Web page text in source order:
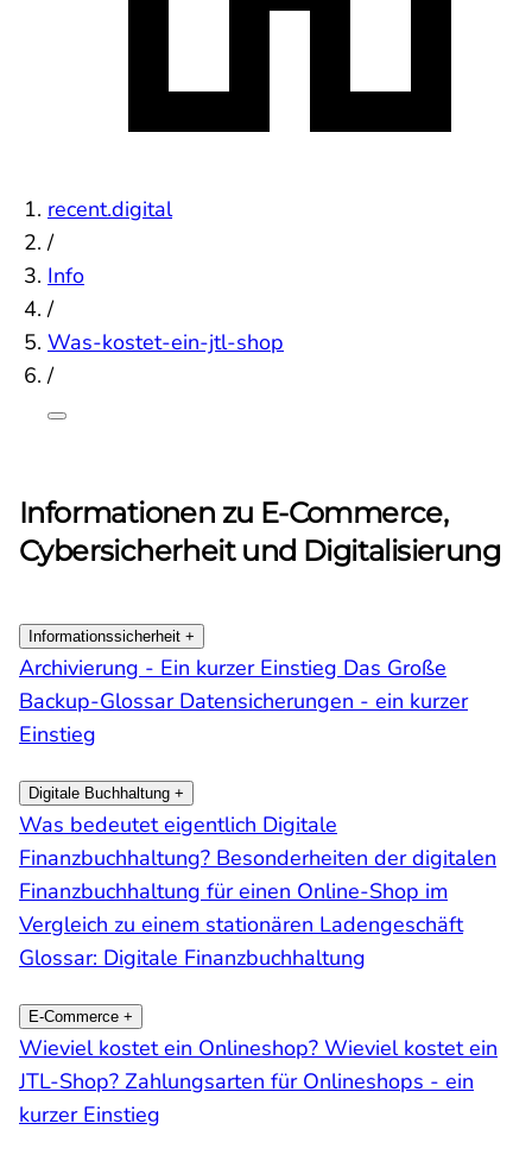
recent.digital
/
Info
/
Was-kostet-ein-jtl-shop
/
Informationen zu E-Commerce,
Cybersicherheit und Digitalisierung
Informationssicherheit +
Archivierung - Ein kurzer Einstieg Das Große
Backup-Glossar Datensicherungen - ein kurzer
Einstieg
Digitale Buchhaltung +
Was bedeutet eigentlich Digitale
Finanzbuchhaltung? Besonderheiten der digitalen
Finanzbuchhaltung für einen Online-Shop im
Vergleich zu einem stationären Ladengeschäft
Glossar: Digitale Finanzbuchhaltung
E-Commerce +
Wieviel kostet ein Onlineshop? Wieviel kostet ein
JTL-Shop? Zahlungsarten für Onlineshops - ein
kurzer Einstieg